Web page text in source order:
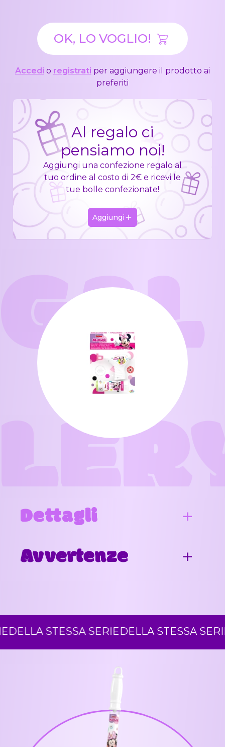
OK, LO VOGLIO!
Accedi o registrati per aggiungere il prodotto ai
preferiti
Al regalo ci
pensiamo noi!
Aggiungi una confezione regalo al
tuo ordine al costo di 2€ e ricevi le
tue bolle confezionate!
Aggiungi
GAL
Dettagli
Avvertenze
STESSA SERIEDELLA STESSA SERIE